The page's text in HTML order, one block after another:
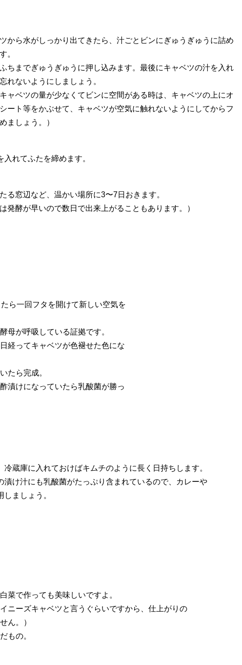
から水がしっかり出てきたら、汁ごとビンにぎゅうぎゅうに詰め
。
ちまでぎゅうぎゅうに押し込みます。最後にキャベツの汁を入れ
れないようにしましょう。
キャベツの量が少なくてビンに空間がある時は、キャベツの上にオ
ート等をかぶせて、キャベツが空気に触れないようにしてからフ
ましょう。）
れてふたを締めます。
る窓辺など、温かい場所に3〜7日おきます。
は発酵が早いので数日で出来上がることもあります。）
ら一回フタを開けて新しい空気を
母が呼吸している証拠です。
経ってキャベツが色褪せた色にな
たら完成。
漬けになっていたら乳酸菌が勝っ
冷蔵庫に入れておけばキムチのように長く日持ちします。
漬け汁にも乳酸菌がたっぷり含まれているので、カレーや
しましょう。
菜で作っても美味しいですよ。
イニーズキャベツと言うぐらいですから、仕上がりの
ん。）
もの。